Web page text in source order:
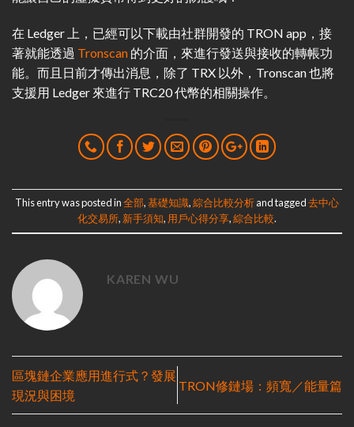
在 Ledger 上，已經可以下載由社群開發的 TRON app，接
著就能透過 Tronscan 的介面，來進行發送與接收的轉帳功
能。而且日前才傳出消息，除了 TRX 以外，Tronscan 也將
支援用 Ledger 來進行 TRC20 代幣的相關操作。
This entry was posted in全部,基礎知識,綜合比較分析and tagged去中心
化交易所, 新手須知, 用戶心得分享,綜合比較.
KAREN WU
區塊鏈企業應用進行式？發展
現況與困境
TRON修鏈場：頻寬／能量篇